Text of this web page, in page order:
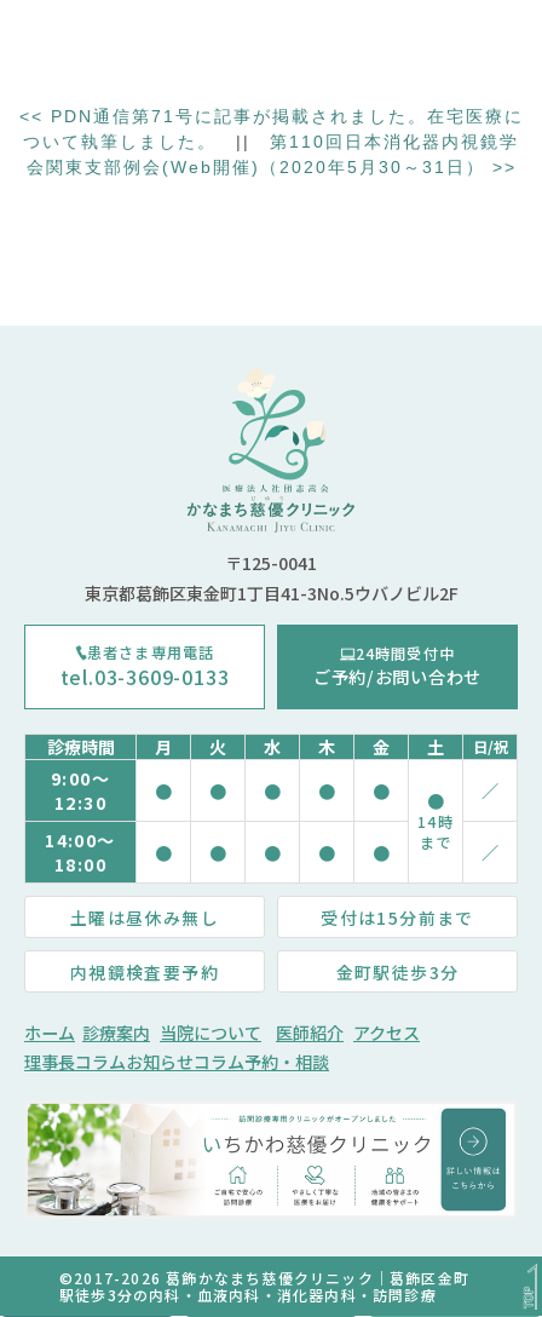
<< PDN通信第71号に記事が掲載されました。在宅医療に
ついて執筆しました。
|| 第110回日本消化器内視鏡学
会関東支部例会(Web開催)（2020年5月30～31日） >>
〒125-0041
東京都葛飾区東金町1丁目41-3No.5ウバノビル2F
患者さま専用電話
tel.03-3609-0133
24時間受付中
ご予約/お問い合わせ
診療時間 月 火 水 木 金 土 日/祝
9:00～
12:30
● ● ● ● ● ●
14時
まで
／
14:00～
18:00
● ● ● ● ● ／
土曜は昼休み無し 受付は15分前まで
内視鏡検査要予約 金町駅徒歩3分
ホーム 診療案内 当院について 医師紹介 アクセス
理事長コラムお知らせコラム予約・相談
©2017-2026 葛飾かなまち慈優クリニック｜葛飾区金町
駅徒歩3分の内科・血液内科・消化器内科・訪問診療